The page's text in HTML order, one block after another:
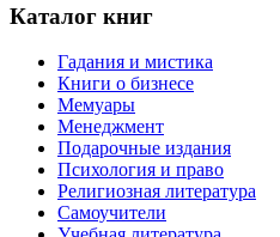
Каталог книг
Гадания и мистика
Книги о бизнесе
Мемуары
Менеджмент
Подарочные издания
Психология и право
Религиозная литература
Самоучители